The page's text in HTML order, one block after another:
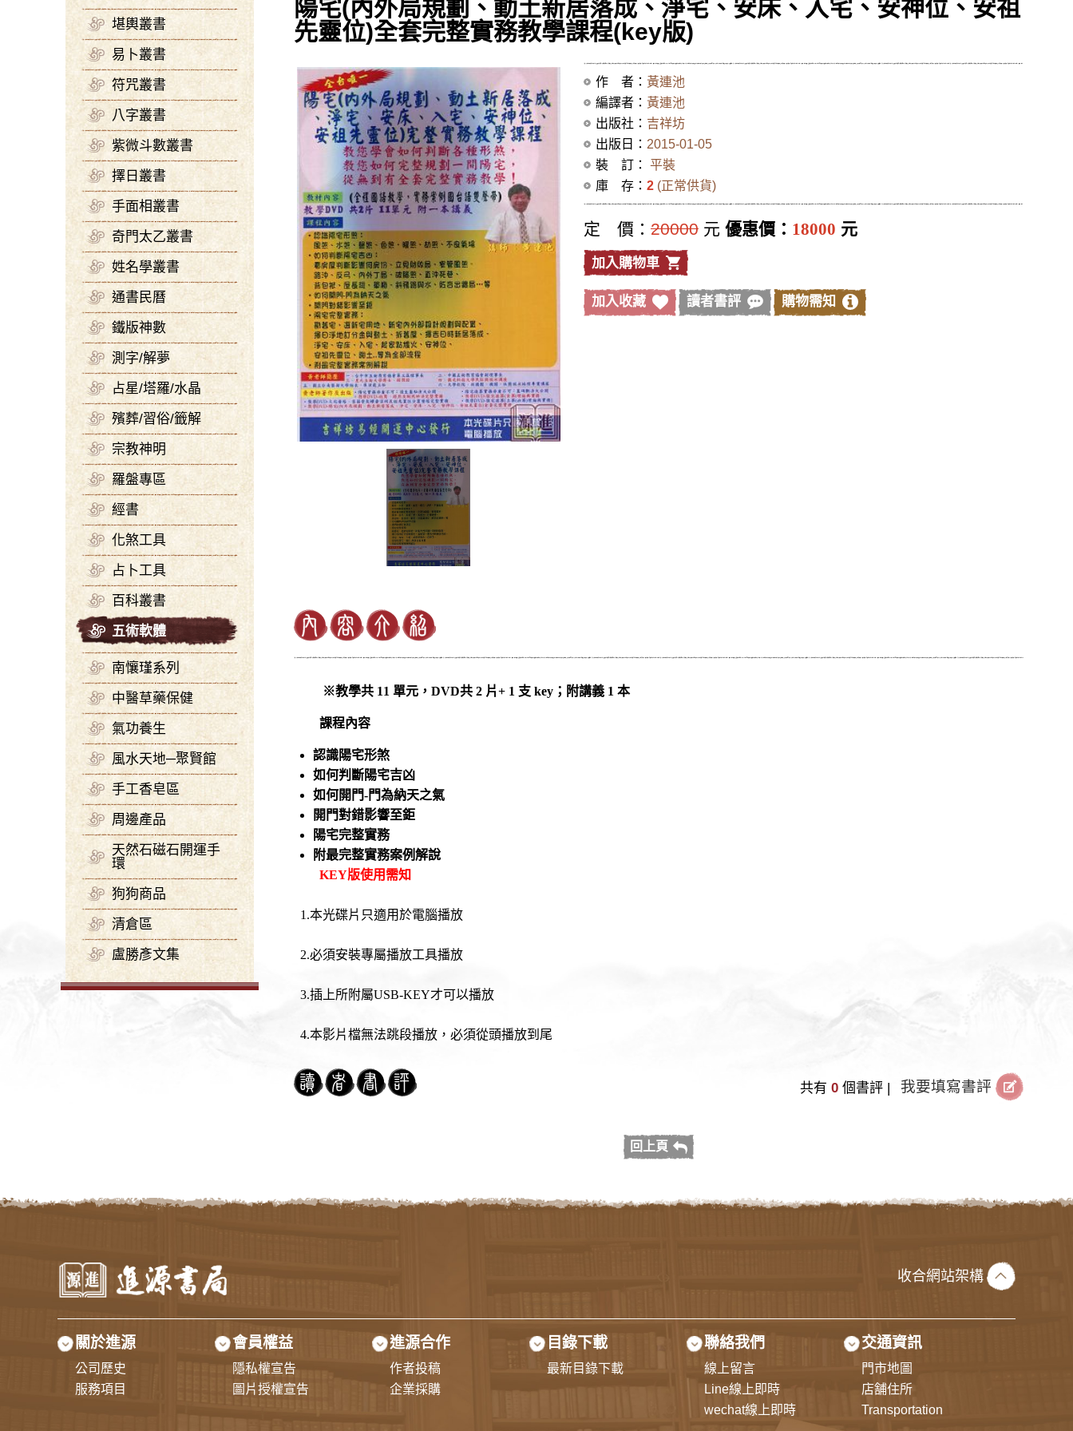
堪輿叢書
易卜叢書
符咒叢書
八字叢書
紫微斗數叢書
擇日叢書
手面相叢書
奇門太乙叢書
姓名學叢書
通書民曆
鐵版神數
測字/解夢
占星/塔羅/水晶
殯葬/習俗/籤解
宗教神明
羅盤專區
經書
化煞工具
占卜工具
百科叢書
五術軟體
南懹瑾系列
中醫草藥保健
氣功養生
風水天地─聚賢館
手工香皂區
周邊產品
天然石磁石開運手
環
狗狗商品
清倉區
盧勝彥文集
陽宅(內外局規劃、動土新居落成、淨宅、安床、入宅、安神位、安祖
先靈位)全套完整實務教學課程(key版)
作 者： 黃連池
編譯者： 黃連池
出版社： 吉祥坊
出版日： 2015-01-05
裝 訂： 平裝
庫 存： 2(正常供貨)
定 價： 20000元 優惠價： 18000 元
加入購物車
加入收藏 讀者書評 購物需知
※教學共 11 單元，DVD共 2 片+ 1 支 key；附講義 1 本
課程內容
認識陽宅形煞
如何判斷陽宅吉凶
如何開門-門為納天之氣
開門對錯影響至鉅
陽宅完整實務
附最完整實務案例解說
KEY版使用需知
1.本光碟片只適用於電腦播放
2.必須安裝專屬播放工具播放
3.插上所附屬USB-KEY才可以播放
4.本影片檔無法跳段播放，必須從頭播放到尾
共有 0個書評 | 我要填寫書評
回上頁
收合網站架構
關於進源
公司歷史
服務項目
會員權益
隱私權宣告
圖片授權宣告
進源合作
作者投稿
企業採購
目錄下載
最新目錄下載
聯絡我們
線上留言
Line線上即時
wechat線上即時
交通資訊
門市地圖
店舗住所
Transportation